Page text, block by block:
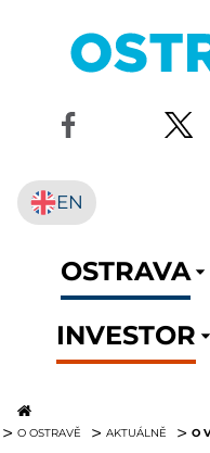
EN
OSTRAVA
INVESTOR
O OSTRAVĚ AKTUÁLNĚ
O